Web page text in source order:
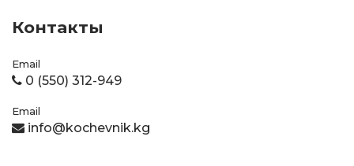
Контакты
Email
0 (550) 312-949
Email
info@kochevnik.kg